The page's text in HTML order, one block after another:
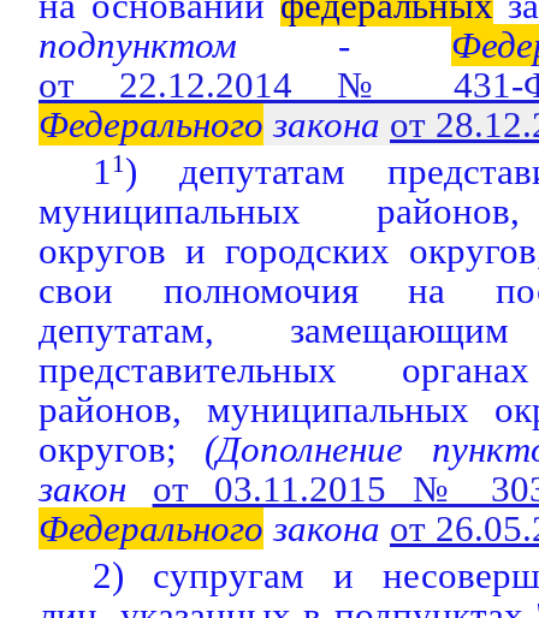
подпунктом -
от 22.12.2014 № 431-
Федерального закона от
11 ) депутатам
муниципальных
округов и городских
свои полномочия на
депутатам,
представительных
районов, муниципальных
округов;
(Дополнение
закон от 03.11.2015 №
Федерального закона от
2) супругам и